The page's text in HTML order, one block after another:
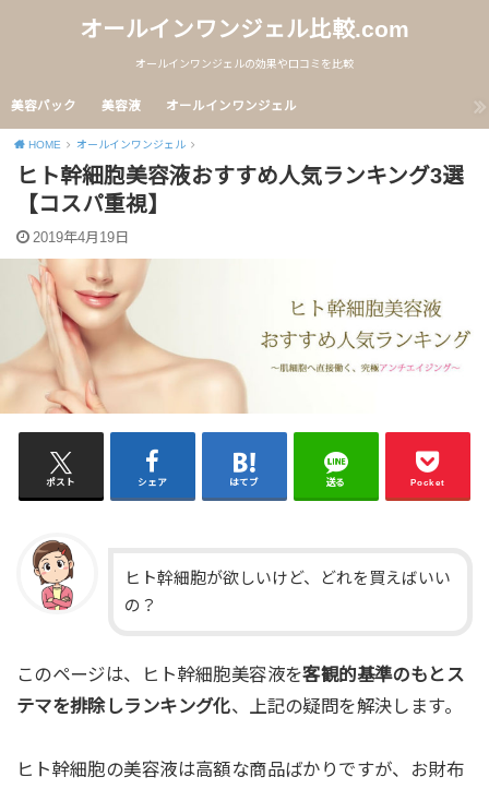
オールインワンジェル比較.com
オールインワンジェルの効果や口コミを比較
美容パック 美容液 オールインワンジェル
HOME オールインワンジェル
ヒト幹細胞美容液おすすめ人気ランキング3選
【コスパ重視】
2019年4月19日
ポスト シェア はてブ 送る Pocket
ヒト幹細胞が欲しいけど、どれを買えばいい
の？
このページは、ヒト幹細胞美容液を客観的基準のもとス
テマを排除しランキング化、上記の疑問を解決します。
ヒト幹細胞の美容液は高額な商品ばかりですが、お財布